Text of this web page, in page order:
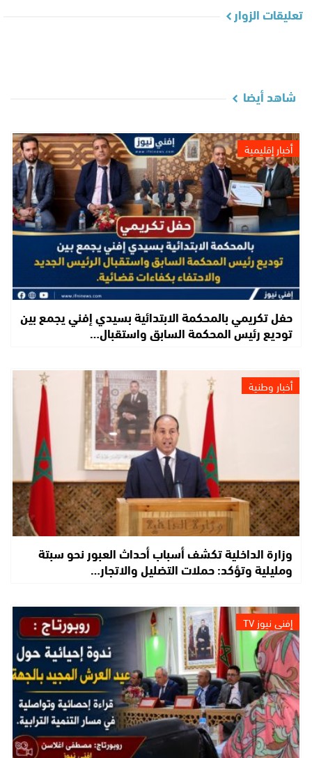
تعليقات الزوار
شاهد أيضا
أخبار إقليمية
حفل تكريمي بالمحكمة الابتدائية بسيدي إفني يجمع بين
توديع رئيس المحكمة السابق واستقبال…
أخبار وطنية
وزارة الداخلية تكشف أسباب أحداث العبور نحو سبتة
ومليلية وتؤكد: حملات التضليل والاتجار…
إفني نيوز TV